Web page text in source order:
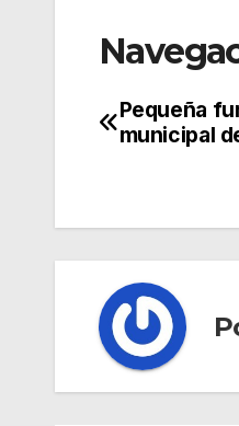
Pequeña
municipal